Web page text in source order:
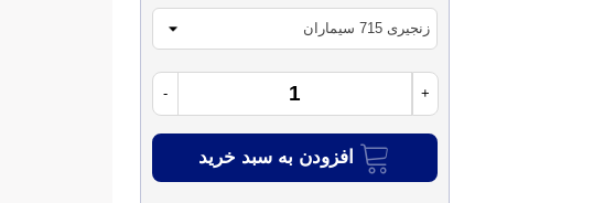
- +
افزودن به سبد خرید